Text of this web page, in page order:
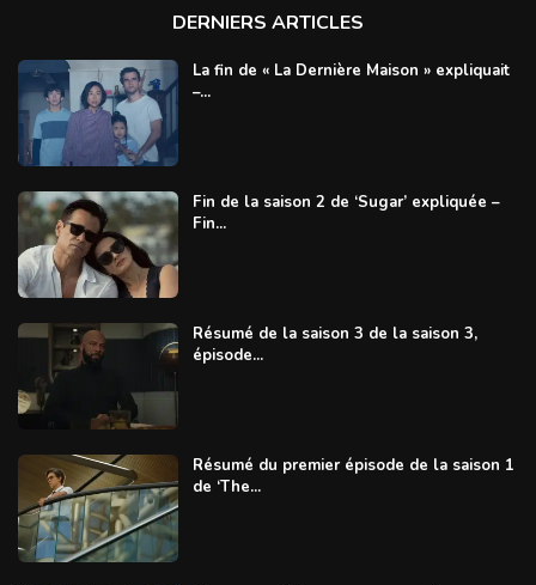
DERNIERS ARTICLES
La fin de « La Dernière Maison » expliquait
–...
Fin de la saison 2 de ‘Sugar’ expliquée –
Fin...
Résumé de la saison 3 de la saison 3,
épisode...
Résumé du premier épisode de la saison 1
de ‘The...